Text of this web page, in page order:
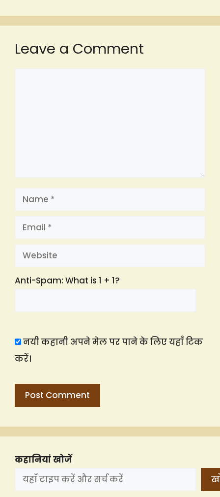
Leave a Comment
Name
Email
Website
Anti-Spam: What is 1 + 1?
नयी कहानी अपने मेल पर पाने के लिए यहाँ टिक
करें।
कहानियां खोजें